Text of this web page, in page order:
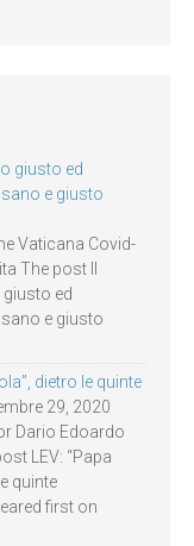
giusto ed
e giusto
Vaticana Covid-
The post Il
ed
e giusto
dietro le quinte
29, 2020
Dario Edoardo
LEV: “Papa
quinte
first on